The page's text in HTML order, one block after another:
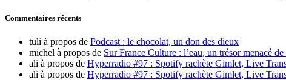
Commentaires récents
tuli à propos de Podcast : le chocolat, un don des dieux
michel à propos de Sur France Culture : l’eau, un trésor menacé de
ali à propos de Hyperradio #97 : Spotify rachète Gimlet, Live
ali à propos de Hyperradio #97 : Spotify rachète Gimlet, Live